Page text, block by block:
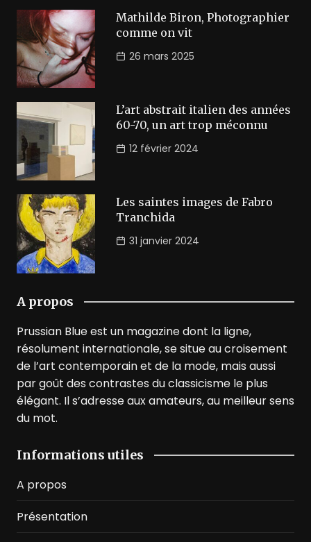
Mathilde Biron, Photographier
comme on vit
26 mars 2025
L’art abstrait italien des années
60-70, un art trop méconnu
12 février 2024
Les saintes images de Fabro
Tranchida
31 janvier 2024
A propos
Prussian Blue est un magazine dont la ligne,
résolument internationale, se situe au croisement
de l’art contemporain et de la mode, mais aussi
par goût des contrastes du classicisme le plus
élégant. Il s’adresse aux amateurs, au meilleur sens
du mot.
Informations utiles
A propos
Présentation